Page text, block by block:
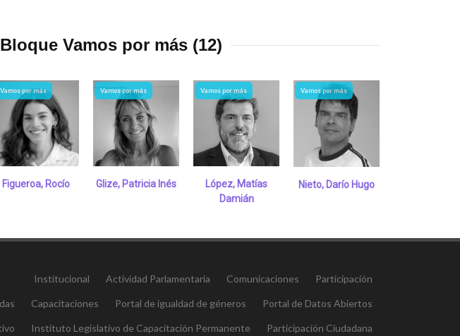
Vamos por más (12)
Vamos por más
Figueroa, Rocío
Vamos por más
Glize, Patricia Inés
Vamos por más
López, Matías
Damián
Vamos por más
Nieto, Darío Hugo
Institucional Actividad Parlamentaria Comunicaciones Participación
Capacitaciones Portal de igualdad de géneros Portal de Datos Abiertos
Instituto Legislativo de Capacitación Permanente Participación Ciudadana